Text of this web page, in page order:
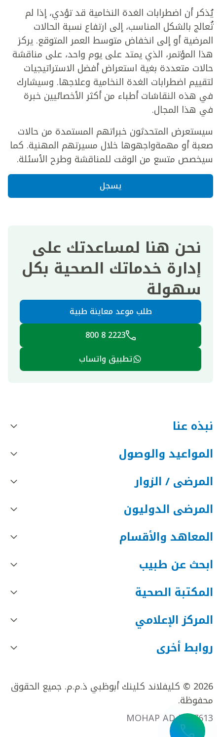
يُذكر أن اضطرابات الغدة النخامية قد تؤدي، إذا لم
تُعالج بالشكل المناسب، إلى ارتفاع نسبة الحالات
المرضية أو إلى انخفاض متوسط العمر المتوقع. يركز
هذا المؤتمر، الذي يمتد على يوم واحد، على مناقشة
حالات متعددة بغية استعراض أفضل الاستراتيجيات
لتقييم اضطرابات الغدة النخامية وعلاجها. وسيشارك
في هذه النقاشات أطباء من أكثر الأخصائيين خبرة
في هذا المجال.
سيستعرض المتحدثون خبراتهم المستمدة من حالات
صعبة أو مهمةواجهوها خلال مسيرتهم المهنية. كما
سيخصص متسع من الوقت للمناقشة وطرح الأسئلة.
يسجل
نحن هنا لمساعدتك على
إدارة خدماتك الصحية بكل
سهولة
طلب موعد معاينة طبية
2223 8 800
تطبيق واتساب
نبذه عنا
المواعيد والوصول
المرضى / الزوار
المرضى الدوليون
المعاهد والأقسام
ابحث عن طبيب
المكتبة الصحية
المركز الإعلامي
روابط أخرى
2026 © كليفلاند كلينك أبوظبي ذ.م.م. جميع الحقوق
محفوظة.
MOHAP AD FR27613